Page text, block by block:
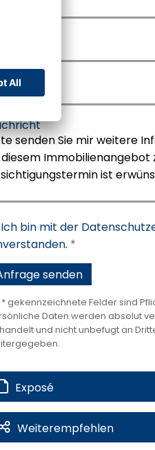
2 %
Ich bin mit der
*
* gekennzeichnete Felder sind
Daten werden absolut
und nicht unbefugt an
Exposé
Weiterempfehlen